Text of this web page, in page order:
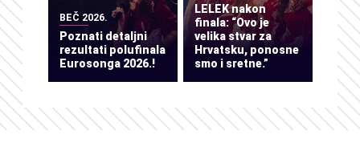
BEČ 2026.
Poznati detaljni
rezultati polufinala
Eurosonga 2026.!
LELEK nakon
finala: “Ovo je
velika stvar za
Hrvatsku, ponosne
smo i sretne.”